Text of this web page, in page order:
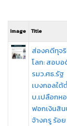
Image Title
ส่องคดีทุจ
โลก: สอบ
รมว.ศธ.รัฐ
เบงกอลใต้
บ.เปลือกห
ฟอกเงินสิ
จ้างครู ร้อ